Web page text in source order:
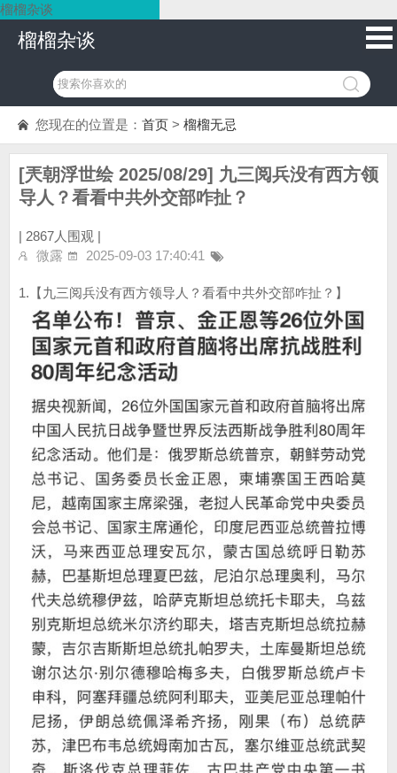
榴榴杂谈
榴榴杂谈
您现在的位置是： 首页 > 榴榴无忌
[兲朝浮世绘 2025/08/29] 九三阅兵没有西方领
导人？看看中共外交部咋扯？
| 2867人围观 |
微露
2025-09-03 17:40:41
1.【九三阅兵没有西方领导人？看看中共外交部咋扯？】